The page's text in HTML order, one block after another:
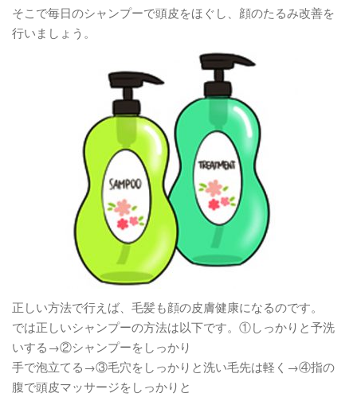
そこで毎日のシャンプーで頭皮をほぐし、顔のたるみ改善を
行いましょう。
正しい方法で行えば、毛髪も顔の皮膚健康になるのです。
では正しいシャンプーの方法は以下です。①しっかりと予洗
いする→②シャンプーをしっかり
手で泡立てる→③毛穴をしっかりと洗い毛先は軽く→④指の
腹で頭皮マッサージをしっかりと